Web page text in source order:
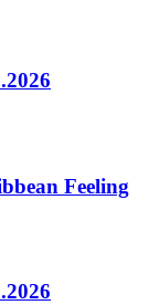
Feeling